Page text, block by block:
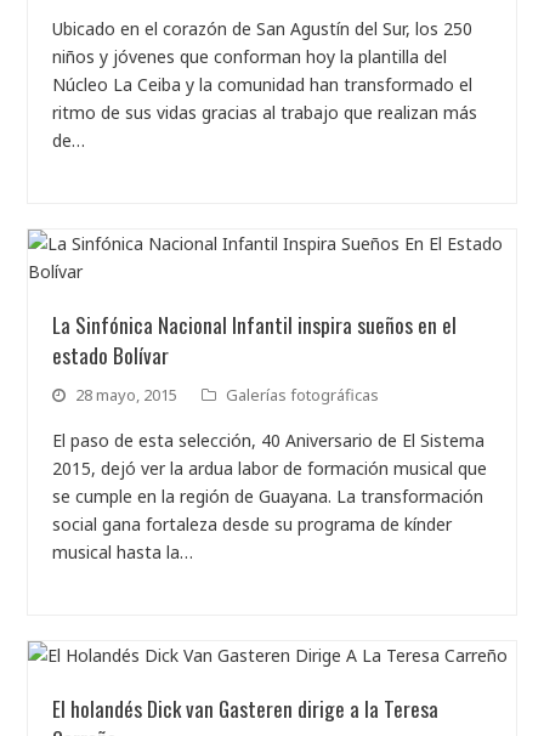
Ubicado en el corazón de San Agustín del Sur, los 250
niños y jóvenes que conforman hoy la plantilla del
Núcleo La Ceiba y la comunidad han transformado el
ritmo de sus vidas gracias al trabajo que realizan más
de…
La Sinfónica Nacional Infantil inspira sueños en el
estado Bolívar
28 mayo, 2015 Galerías fotográficas
El paso de esta selección, 40 Aniversario de El Sistema
2015, dejó ver la ardua labor de formación musical que
se cumple en la región de Guayana. La transformación
social gana fortaleza desde su programa de kínder
musical hasta la…
El holandés Dick van Gasteren dirige a la Teresa